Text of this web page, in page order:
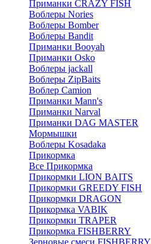
Приманки CRAZY FISH
Воблеры Nories
Воблеры Bomber
Воблеры Bandit
Приманки Booyah
Приманки Osko
Воблеры jackall
Воблеры ZipBaits
Воблер Camion
Приманки Mann's
Приманки Narval
Приманки DAG MASTER
Мормышки
Воблеры Kosadaka
Прикормка
Все Прикормка
Прикормки LION BAITS
Прикормки GREEDY FISH
Прикормки DRAGON
Прикормка VABIK
Прикормки TRAPER
Прикормка FISHBERRY
Зерновые смеси FISHBERRY